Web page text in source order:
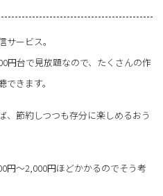
ービス。
円台で見放題なので、たくさんの作
きます。
、節約しつつも存分に楽しめるおう
円～2,000円ほどかかるのでそう考